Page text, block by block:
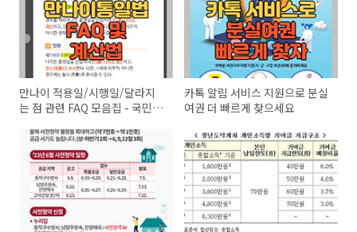
만나이 적용일/시행일/달라지
는 점 관련 FAQ 모음집 - 국민연
카톡 알림 서비스 지원으로 분실
여권 더 빠르게 찾으세요